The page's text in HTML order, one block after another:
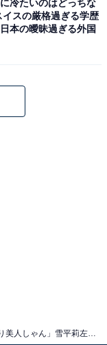
に冷たいのはどっちな
イスの厳格過ぎる学歴
本の曖昧過ぎる外国